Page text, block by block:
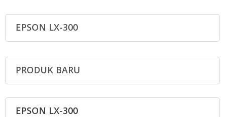
EPSON LX-300
PRODUK BARU
EPSON LX-300